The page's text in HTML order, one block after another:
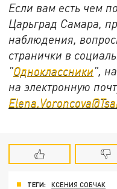
Если вам есть чем
Царьград Самара,
наблюдения,
странички в
"Одноклассники",
на электронную
ТЕГИ: КСЕНИЯ СОБЧАК